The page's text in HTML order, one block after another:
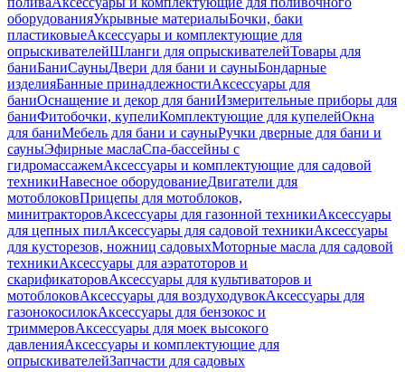
оборудованияУкрывные материалыБочки, баки
пластиковыеАксессуары и комплектующие для
опрыскивателейШланги для опрыскивателейТовары для
баниБаниСауныДвери для бани и сауныБондарные
изделияБанные принадлежностиАксессуары для
баниОснащение и декор для баниИзмерительные приборы для
баниФитобочки, купелиКомплектующие для купелейОкна
для баниМебель для бани и сауныРучки дверные для бани и
сауныЭфирные маслаСпа-бассейны с
гидромассажемАксессуары и комплектующие для садовой
техникиНавесное оборудованиеДвигатели для
мотоблоковПрицепы для мотоблоков,
минитракторовАксессуары для газонной техникиАксессуары
для цепных пилАксессуары для садовой техникиАксессуары
для кусторезов, ножниц садовыхМоторные масла для садовой
техникиАксессуары для аэратоторов и
скарификаторовАксессуары для культиваторов и
мотоблоковАксессуары для воздуходувокАксессуары для
газонокосилокАксессуары для бензокос и
триммеровАксессуары для моек высокого
давленияАксессуары и комплектующие для
опрыскивателейЗапчасти для садовых